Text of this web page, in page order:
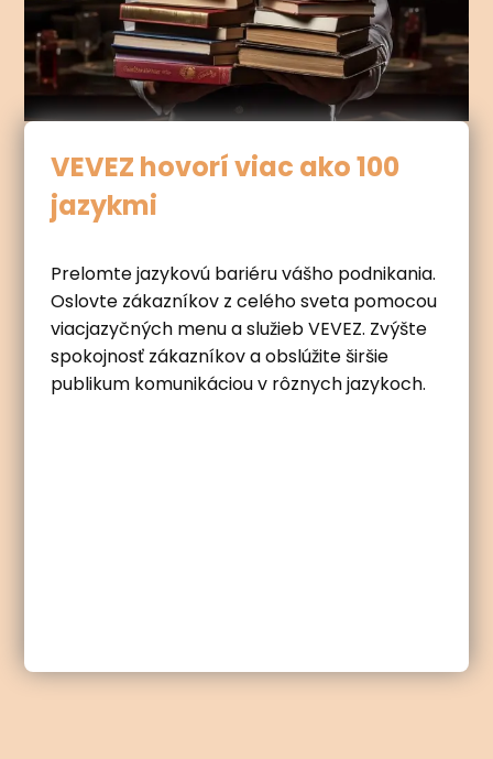
VEVEZ hovorí viac ako 100
jazykmi
Prelomte jazykovú bariéru vášho podnikania.
Oslovte zákazníkov z celého sveta pomocou
viacjazyčných menu a služieb VEVEZ. Zvýšte
spokojnosť zákazníkov a obslúžite širšie
publikum komunikáciou v rôznych jazykoch.